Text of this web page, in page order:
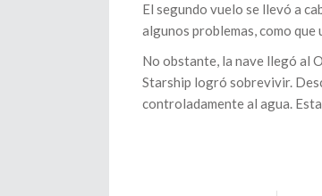
El segundo vuelo se llevó a
algunos problemas, como que
No obstante, la nave llegó al
Starship logró sobrevivir.
controladamente al agua.